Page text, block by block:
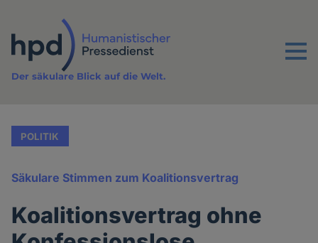
Inhalt
Menu
Der säkulare Blick auf die Welt.
POLITIK
Säkulare Stimmen zum Koalitionsvertrag
Koalitionsvertrag ohne